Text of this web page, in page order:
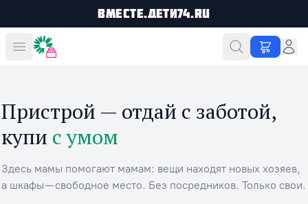
Вместе.Дети74.ru
Вместе дешевле
Пристрой — отдай с заботой,
купи с умом
Здесь мамы помогают мамам: вещи находят новых хозяев,
а шкафы — свободное место. Без посредников. Только свои.